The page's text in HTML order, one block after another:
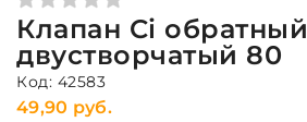
Клапан Ci обратный
двустворчатый 80
Код: 42583
49,90 руб.